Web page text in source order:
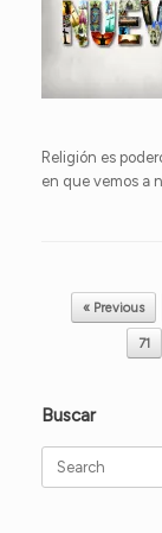
Religión es
en que vemos a
Post navigation
« Previous
71
Buscar